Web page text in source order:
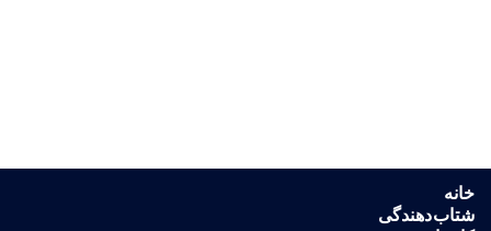
خانه
شتاب دهندگی